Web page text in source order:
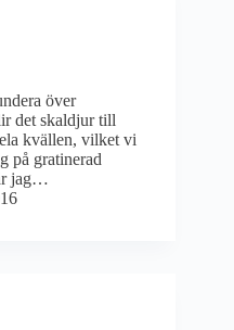
över
det skaldjur till
kvällen, vilket vi
på gratinerad
jag…